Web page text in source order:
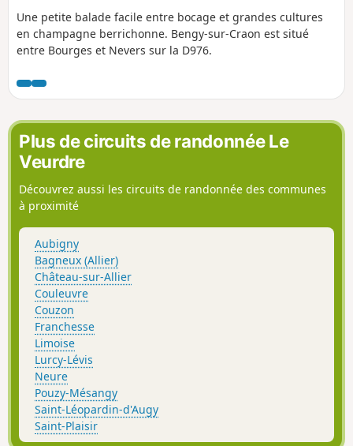
Une petite balade facile entre bocage et grandes cultures
en champagne berrichonne. Bengy-sur-Craon est situé
entre Bourges et Nevers sur la D976.
Plus de circuits de randonnée Le
Veurdre
Découvrez aussi les circuits de randonnée des communes
à proximité
Aubigny
Bagneux (Allier)
Château-sur-Allier
Couleuvre
Couzon
Franchesse
Limoise
Lurcy-Lévis
Neure
Pouzy-Mésangy
Saint-Léopardin-d'Augy
Saint-Plaisir